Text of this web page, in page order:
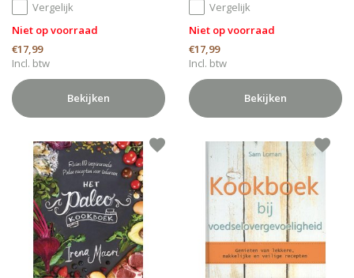
Vergelijk
Niet op voorraad
€17,99
Incl. btw
Bekijken
Vergelijk
Niet op voorraad
€17,99
Incl. btw
Bekijken